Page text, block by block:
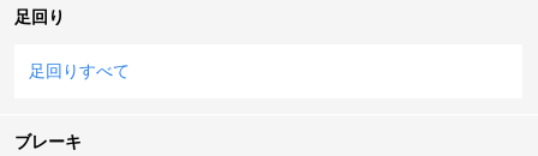
足回り
足回りすべて
ブレーキ